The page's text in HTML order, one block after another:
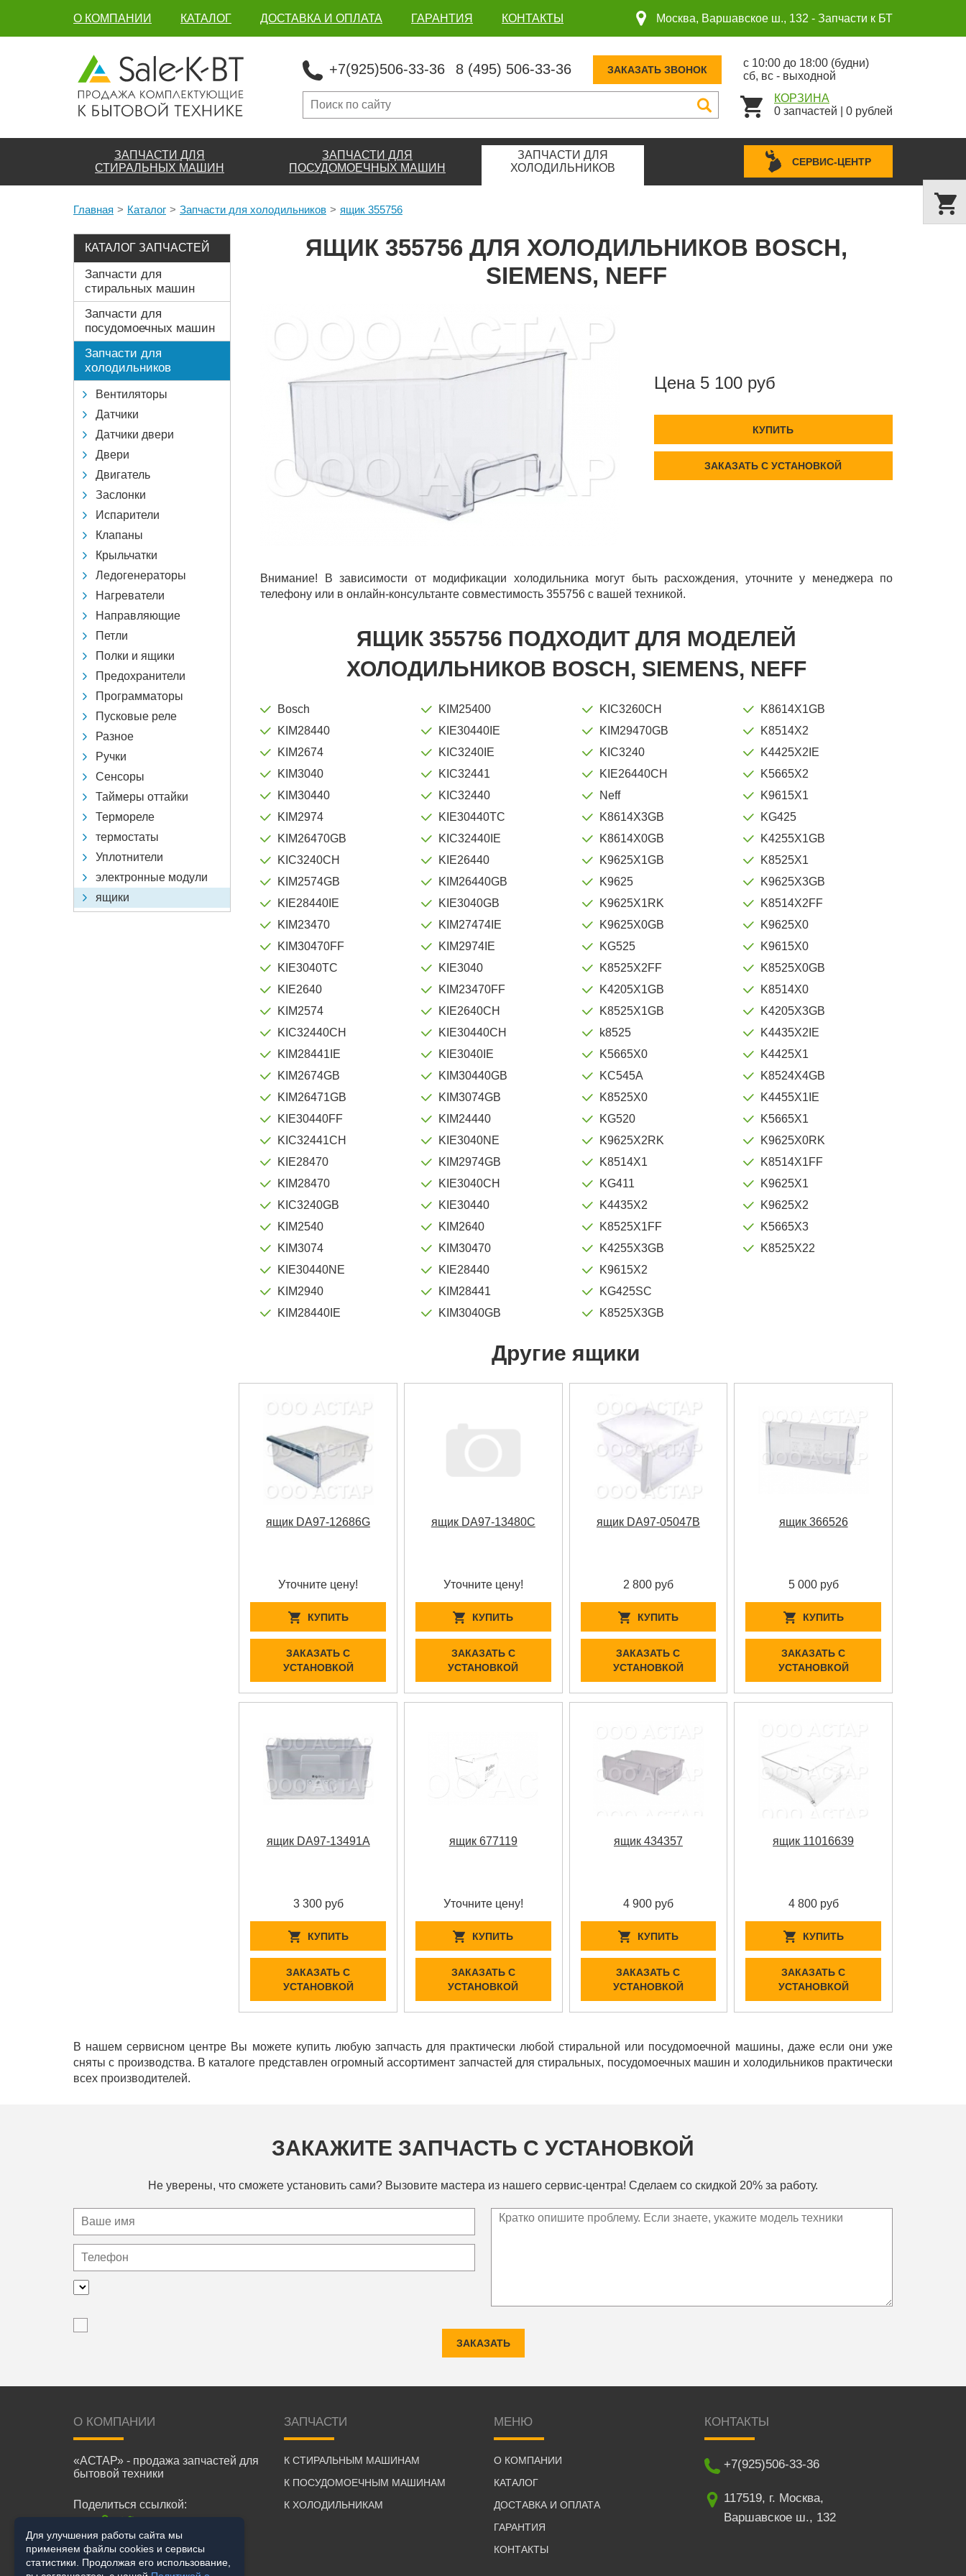
О КОМПАНИИ КАТАЛОГ ДОСТАВКА И ОПЛАТА ГАРАНТИЯ КОНТАКТЫ Москва, Варшавское ш., 132 - Запчасти к БТ
+7(925)506-33-36 8 (495) 506-33-36 ЗАКАЗАТЬ ЗВОНОК
с 10:00 до 18:00 (будни)
сб, вс - выходной
КОРЗИНА
0 запчастей 0 рублей
ЗАПЧАСТИ ДЛЯ
СТИРАЛЬНЫХ МАШИН
ЗАПЧАСТИ ДЛЯ
ПОСУДОМОЕЧНЫХ МАШИН
ЗАПЧАСТИ ДЛЯ
ХОЛОДИЛЬНИКОВ
СЕРВИС-ЦЕНТР
Главная Каталог Запчасти для холодильников ящик 355756
КАТАЛОГ ЗАПЧАСТЕЙ
Запчасти для
стиральных машин
Запчасти для
посудомоечных машин
Запчасти для
холодильников
Вентиляторы
Датчики
Датчики двери
Двери
Двигатель
Заслонки
Испарители
Клапаны
Крыльчатки
Ледогенераторы
Нагреватели
Направляющие
Петли
Полки и ящики
Предохранители
Программаторы
Пусковые реле
Разное
Ручки
Сенсоры
Таймеры оттайки
Термореле
термостаты
Уплотнители
электронные модули
ящики
ЯЩИК 355756 ДЛЯ ХОЛОДИЛЬНИКОВ BOSCH,
SIEMENS, NEFF
Цена 5 100 руб
КУПИТЬ
ЗАКАЗАТЬ С УСТАНОВКОЙ
Внимание! В зависимости от модификации холодильника могут быть расхождения, уточните у менеджера по
телефону или в онлайн-консультанте совместимость 355756 с вашей техникой.
ЯЩИК 355756 ПОДХОДИТ ДЛЯ МОДЕЛЕЙ
ХОЛОДИЛЬНИКОВ BOSCH, SIEMENS, NEFF
Bosch
KIM28440
KIM2674
KIM3040
KIM30440
KIM2974
KIM26470GB
KIC3240CH
KIM2574GB
KIE28440IE
KIM23470
KIM30470FF
KIE3040TC
KIE2640
KIM2574
KIC32440CH
KIM28441IE
KIM2674GB
KIM26471GB
KIE30440FF
KIC32441CH
KIE28470
KIM28470
KIC3240GB
KIM2540
KIM3074
KIE30440NE
KIM2940
KIM28440IE
KIM25400
KIE30440IE
KIC3240IE
KIC32441
KIC32440
KIE30440TC
KIC32440IE
KIE26440
KIM26440GB
KIE3040GB
KIM27474IE
KIM2974IE
KIE3040
KIM23470FF
KIE2640CH
KIE30440CH
KIE3040IE
KIM30440GB
KIM3074GB
KIM24440
KIE3040NE
KIM2974GB
KIE3040CH
KIE30440
KIM2640
KIM30470
KIE28440
KIM28441
KIM3040GB
KIC3260CH
KIM29470GB
KIC3240
KIE26440CH
Neff
K8614X3GB
K8614X0GB
K9625X1GB
K9625
K9625X1RK
K9625X0GB
KG525
K8525X2FF
K4205X1GB
K8525X1GB
k8525
K5665X0
KC545A
K8525X0
KG520
K9625X2RK
K8514X1
KG411
K4435X2
K8525X1FF
K4255X3GB
K9615X2
KG425SC
K8525X3GB
K8614X1GB
K8514X2
K4425X2IE
K5665X2
K9615X1
KG425
K4255X1GB
K8525X1
K9625X3GB
K8514X2FF
K9625X0
K9615X0
K8525X0GB
K8514X0
K4205X3GB
K4435X2IE
K4425X1
K8524X4GB
K4455X1IE
K5665X1
K9625X0RK
K8514X1FF
K9625X1
K9625X2
K5665X3
K8525X22
Другие ящики
ящик DA97-12686G
Уточните цену!
КУПИТЬ
ЗАКАЗАТЬ С
УСТАНОВКОЙ
ящик DA97-13480C
Уточните цену!
КУПИТЬ
ЗАКАЗАТЬ С
УСТАНОВКОЙ
ящик DA97-05047B
2 800 руб
КУПИТЬ
ЗАКАЗАТЬ С
УСТАНОВКОЙ
ящик 366526
5 000 руб
КУПИТЬ
ЗАКАЗАТЬ С
УСТАНОВКОЙ
ящик DA97-13491A
3 300 руб
КУПИТЬ
ЗАКАЗАТЬ С
УСТАНОВКОЙ
ящик 677119
Уточните цену!
КУПИТЬ
ЗАКАЗАТЬ С
УСТАНОВКОЙ
ящик 434357
4 900 руб
КУПИТЬ
ЗАКАЗАТЬ С
УСТАНОВКОЙ
ящик 11016639
4 800 руб
КУПИТЬ
ЗАКАЗАТЬ С
УСТАНОВКОЙ
В нашем сервисном центре Вы можете купить любую запчасть для практически любой стиральной или посудомоечной машины, даже если они уже
сняты с производства. В каталоге представлен огромный ассортимент запчастей для стиральных, посудомоечных машин и холодильников практически
всех производителей.
ЗАКАЖИТЕ ЗАПЧАСТЬ С УСТАНОВКОЙ
Не уверены, что сможете установить сами? Вызовите мастера из нашего сервис-центра! Сделаем со скидкой 20% за работу.
ЗАКАЗАТЬ
О КОМПАНИИ
«АСТАР» - продажа запчастей для
бытовой техники
Поделиться ссылкой:
ЗАПЧАСТИ
К СТИРАЛЬНЫМ МАШИНАМ
К ПОСУДОМОЕЧНЫМ МАШИНАМ
К ХОЛОДИЛЬНИКАМ
МЕНЮ
О КОМПАНИИ
КАТАЛОГ
ДОСТАВКА И ОПЛАТА
ГАРАНТИЯ
КОНТАКТЫ
КОНТАКТЫ
+7(925)506-33-36
117519, г. Москва,
Варшавское ш., 132
Для улучшения работы сайта мы
применяем файлы cookies и сервисы
статистики. Продолжая его использование,